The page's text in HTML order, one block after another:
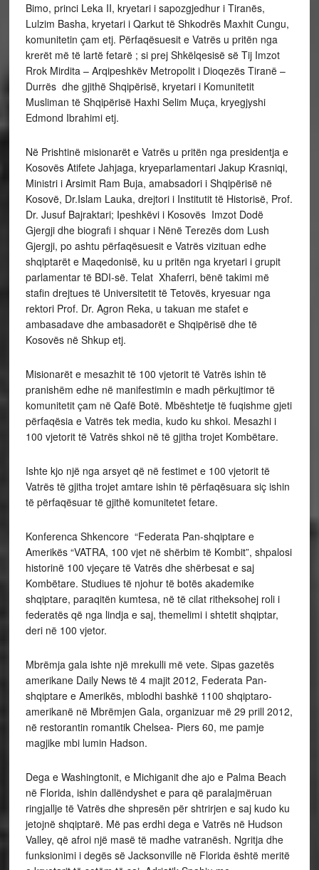
Bimo, princi Leka II, kryetari i sapozgjedhur i Tiranës,
Lulzim Basha, kryetari i Qarkut të Shkodrës Maxhit Cungu,
komunitetin çam etj. Përfaqësuesit e Vatrës u pritën nga
krerët më të lartë fetarë ; si prej Shkëlqesisë së Tij Imzot
Rrok Mirdita – Arqipeshkëv Metropolit i Dioqezës Tiranë –
Durrës dhe gjithë Shqipërisë, kryetari i Komunitetit
Musliman të Shqipërisë Haxhi Selim Muça, kryegjyshi
Edmond Ibrahimi etj.
Në Prishtinë misionarët e Vatrës u pritën nga presidentja e
Kosovës Atifete Jahjaga, kryeparlamentari Jakup Krasniqi,
Ministri i Arsimit Ram Buja, amabsadori i Shqipërisë në
Kosovë, Dr.Islam Lauka, drejtori i Institutit të Historisë, Prof.
Dr. Jusuf Bajraktari; Ipeshkëvi i Kosovës Imzot Dodë
Gjergji dhe biografi i shquar i Nënë Terezës dom Lush
Gjergji, po ashtu përfaqësuesit e Vatrës vizituan edhe
shqiptarët e Maqedonisë, ku u pritën nga kryetari i grupit
parlamentar të BDI-së. Telat Xhaferri, bënë takimi më
stafin drejtues të Universitetit të Tetovës, kryesuar nga
rektori Prof. Dr. Agron Reka, u takuan me stafet e
ambasadave dhe ambasadorët e Shqipërisë dhe të
Kosovës në Shkup etj.
Misionarët e mesazhit të 100 vjetorit të Vatrës ishin të
pranishëm edhe në manifestimin e madh përkujtimor të
komunitetit çam në Qafë Botë. Mbështetje të fuqishme gjeti
përfaqësia e Vatrës tek media, kudo ku shkoi. Mesazhi i
100 vjetorit të Vatrës shkoi në të gjitha trojet Kombëtare.
Ishte kjo një nga arsyet që në festimet e 100 vjetorit të
Vatrës të gjitha trojet amtare ishin të përfaqësuara siç ishin
të përfaqësuar të gjithë komunitetet fetare.
Konferenca Shkencore “Federata Pan-shqiptare e
Amerikës “VATRA, 100 vjet në shërbim të Kombit”, shpalosi
historinë 100 vjeçare të Vatrës dhe shërbesat e saj
Kombëtare. Studiues të njohur të botës akademike
shqiptare, paraqitën kumtesa, në të cilat ritheksohej roli i
federatës që nga lindja e saj, themelimi i shtetit shqiptar,
deri në 100 vjetor.
Mbrëmja gala ishte një mrekulli më vete. Sipas gazetës
amerikane Daily News të 4 majit 2012, Federata Pan-
shqiptare e Amerikës, mblodhi bashkë 1100 shqiptaro-
amerikanë në Mbrëmjen Gala, organizuar më 29 prill 2012,
në restorantin romantik Chelsea- Piers 60, me pamje
magjike mbi lumin Hadson.
Dega e Washingtonit, e Michiganit dhe ajo e Palma Beach
në Florida, ishin dallëndyshet e para që paralajmëruan
ringjallje të Vatrës dhe shpresën për shtrirjen e saj kudo ku
jetojnë shqiptarë. Më pas erdhi dega e Vatrës në Hudson
Valley, që afroi një masë të madhe vatranësh. Ngritja dhe
funksionimi i degës së Jacksonville në Florida është meritë